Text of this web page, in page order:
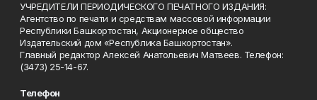
УЧРЕДИТЕЛИ ПЕРИОДИЧЕСКОГО ПЕЧАТНОГО ИЗДАНИЯ:
Агентство по печати и средствам массовой информации
Республики Башкортостан, Акционерное общество
Издательский дом «Республика Башкортостан».
Главный редактор Алексей Анатольевич Матвеев. Телефон:
(3473) 25-14-67.
Телефон